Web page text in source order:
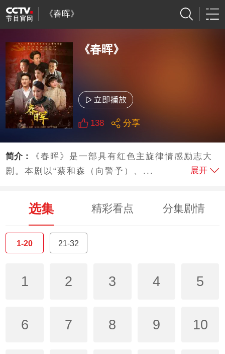
《春晖》
《春晖》
138 分享
简介：
《春晖》是一部具有红色主旋律情感励志大
剧。本剧以“蔡和森（向警予）、...
展开
选集 精彩看点 分集剧情
1-20 21-32
1 2 3 4 5
6 7 8 9 10